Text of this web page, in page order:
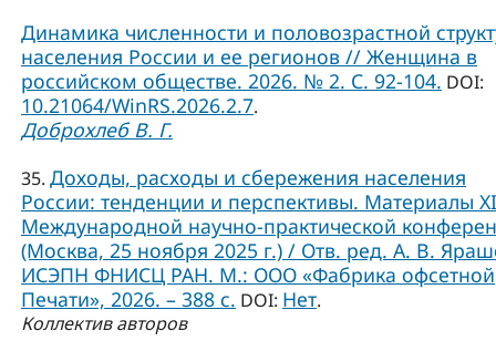
Динамика численности и половозрастной
населения России и ее регионов // Женщина в
российском обществе. 2026. № 2. С. 92-104. DOI:
10.21064/WinRS.2026.2.7.
Доброхлеб В. Г.
35. Доходы, расходы и сбережения населения
России: тенденции и перспективы. Материалы XI
Международной научно-практической
(Москва, 25 ноября 2025 г.) / Отв. ред. А. В.
ИСЭПН ФНИСЦ РАН. М.: ООО «Фабрика офсетной
Печати», 2026. – 388 с. DOI: Нет.
Коллектив авторов